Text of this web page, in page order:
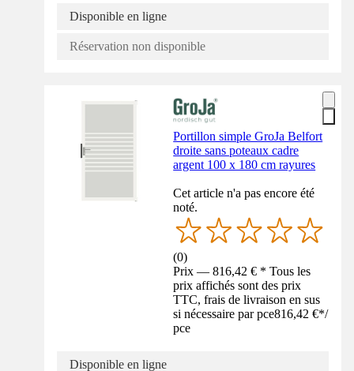
Disponible en ligne
Réservation non disponible
Portillon simple GroJa Belfort
droite sans poteaux cadre
argent 100 x 180 cm rayures
Cet article n'a pas encore été
noté.
(0)
Prix — 816,42 € * Tous les
prix affichés sont des prix
TTC, frais de livraison en sus
si nécessaire par pce816,42 €*/
pce
Disponible en ligne